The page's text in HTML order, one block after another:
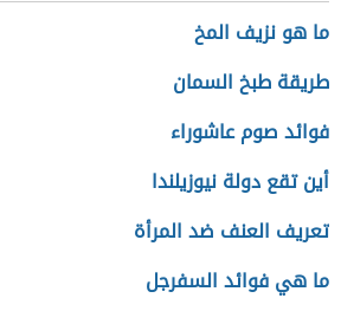
ما هو نزيف المخ
طريقة طبخ السمان
فوائد صوم عاشوراء
أين تقع دولة نيوزيلندا
تعريف العنف ضد المرأة
ما هي فوائد السفرجل